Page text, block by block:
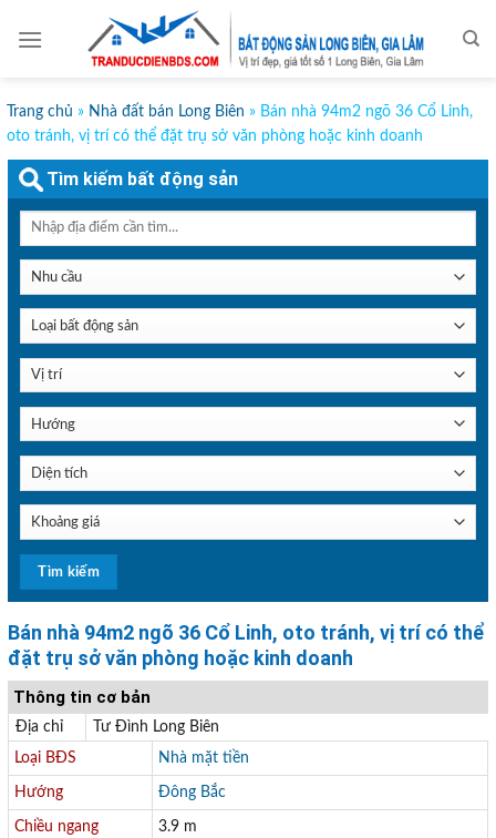
Trang chủ » Nhà đất bán Long Biên » Bán nhà 94m2 ngõ 36 Cổ Linh,
oto tránh, vị trí có thể đặt trụ sở văn phòng hoặc kinh doanh
Bán nhà 94m2 ngõ 36 Cổ Linh, oto tránh, vị trí có thể
đặt trụ sở văn phòng hoặc kinh doanh
Thông tin cơ bản
Địa chỉ
Tư Đình Long Biên
Loại BĐS
Nhà mặt tiền
Hướng Đông Bắc
Chiều ngang 3.9 m
Tìm kiếm bất động sản